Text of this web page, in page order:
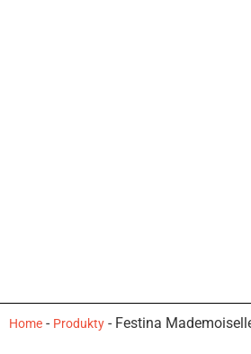
Home - Produkty - Festina